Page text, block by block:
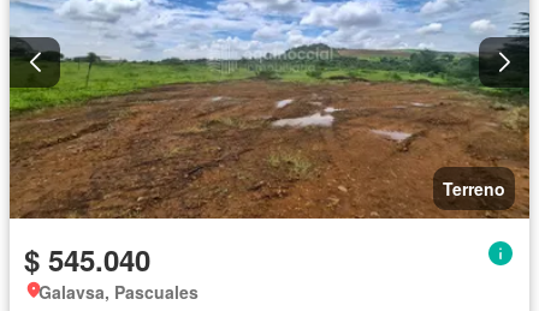
Terreno
$ 545.040
Galavsa, Pascuales